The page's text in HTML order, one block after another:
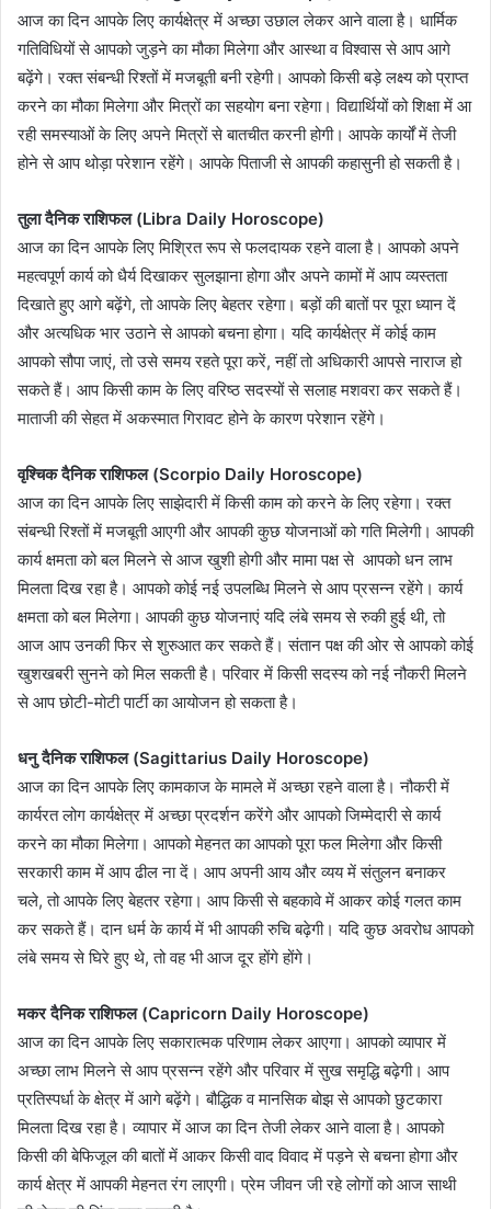
आज का दिन आपके लिए कार्यक्षेत्र में अच्छा उछाल लेकर आने वाला है। धार्मिक
गतिविधियों से आपको जुड़ने का मौका मिलेगा और आस्था व विश्वास से आप आगे
बढ़ेंगे। रक्त संबन्धी रिश्तों में मजबूती बनी रहेगी। आपको किसी बड़े लक्ष्य को प्राप्त
करने का मौका मिलेगा और मित्रों का सहयोग बना रहेगा। विद्यार्थियों को शिक्षा में आ
रही समस्याओं के लिए अपने मित्रों से बातचीत करनी होगी। आपके कार्यों में तेजी
होने से आप थोड़ा परेशान रहेंगे। आपके पिताजी से आपकी कहासुनी हो सकती है।
तुला दैनिक राशिफल (Libra Daily Horoscope)
आज का दिन आपके लिए मिश्रित रूप से फलदायक रहने वाला है। आपको अपने
महत्वपूर्ण कार्य को धैर्य दिखाकर सुलझाना होगा और अपने कामों में आप व्यस्तता
दिखाते हुए आगे बढ़ेंगे, तो आपके लिए बेहतर रहेगा। बड़ों की बातों पर पूरा ध्यान दें
और अत्यधिक भार उठाने से आपको बचना होगा। यदि कार्यक्षेत्र में कोई काम
आपको सौपा जाएं, तो उसे समय रहते पूरा करें, नहीं तो अधिकारी आपसे नाराज हो
सकते हैं। आप किसी काम के लिए वरिष्ठ सदस्यों से सलाह मशवरा कर सकते हैं।
माताजी की सेहत में अकस्मात गिरावट होने के कारण परेशान रहेंगे।
वृश्चिक दैनिक राशिफल (Scorpio Daily Horoscope)
आज का दिन आपके लिए साझेदारी में किसी काम को करने के लिए रहेगा। रक्त
संबन्धी रिश्तों में मजबूती आएगी और आपकी कुछ योजनाओं को गति मिलेगी। आपकी
कार्य क्षमता को बल मिलने से आज खुशी होगी और मामा पक्ष से आपको धन लाभ
मिलता दिख रहा है। आपको कोई नई उपलब्धि मिलने से आप प्रसन्न रहेंगे। कार्य
क्षमता को बल मिलेगा। आपकी कुछ योजनाएं यदि लंबे समय से रुकी हुई थी, तो
आज आप उनकी फिर से शुरुआत कर सकते हैं। संतान पक्ष की ओर से आपको कोई
खुशखबरी सुनने को मिल सकती है। परिवार में किसी सदस्य को नई नौकरी मिलने
से आप छोटी-मोटी पार्टी का आयोजन हो सकता है।
धनु दैनिक राशिफल (Sagittarius Daily Horoscope)
आज का दिन आपके लिए कामकाज के मामले में अच्छा रहने वाला है। नौकरी में
कार्यरत लोग कार्यक्षेत्र में अच्छा प्रदर्शन करेंगे और आपको जिम्मेदारी से कार्य
करने का मौका मिलेगा। आपको मेहनत का आपको पूरा फल मिलेगा और किसी
सरकारी काम में आप ढील ना दें। आप अपनी आय और व्यय में संतुलन बनाकर
चले, तो आपके लिए बेहतर रहेगा। आप किसी से बहकावे में आकर कोई गलत काम
कर सकते हैं। दान धर्म के कार्य में भी आपकी रुचि बढ़ेगी। यदि कुछ अवरोध आपको
लंबे समय से घिरे हुए थे, तो वह भी आज दूर होंगे होंगे।
मकर दैनिक राशिफल (Capricorn Daily Horoscope)
आज का दिन आपके लिए सकारात्मक परिणाम लेकर आएगा। आपको व्यापार में
अच्छा लाभ मिलने से आप प्रसन्न रहेंगे और परिवार में सुख समृद्धि बढ़ेगी। आप
प्रतिस्पर्धा के क्षेत्र में आगे बढ़ेंगे। बौद्धिक व मानसिक बोझ से आपको छुटकारा
मिलता दिख रहा है। व्यापार में आज का दिन तेजी लेकर आने वाला है। आपको
किसी की बेफिजूल की बातों में आकर किसी वाद विवाद में पड़ने से बचना होगा और
कार्य क्षेत्र में आपकी मेहनत रंग लाएगी। प्रेम जीवन जी रहे लोगों को आज साथी